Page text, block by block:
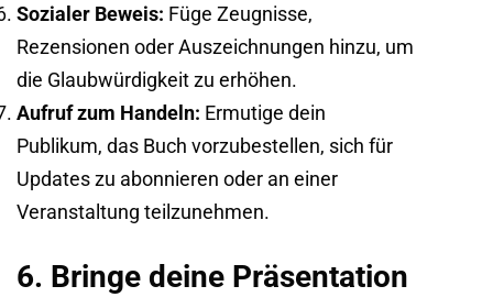
Sozialer Beweis: Füge Zeugnisse,
Rezensionen oder Auszeichnungen hinzu, um
die Glaubwürdigkeit zu erhöhen.
Aufruf zum Handeln: Ermutige dein
Publikum, das Buch vorzubestellen, sich für
Updates zu abonnieren oder an einer
Veranstaltung teilzunehmen.
6. Bringe deine Präsentation